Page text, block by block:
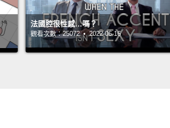
法國腔很性感…嗎？
觀看次數：25072 • 2022-06-16